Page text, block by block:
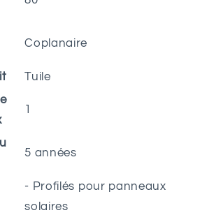
Coplanaire
Tuile
1
5 années
- Profilés pour panneaux
solaires